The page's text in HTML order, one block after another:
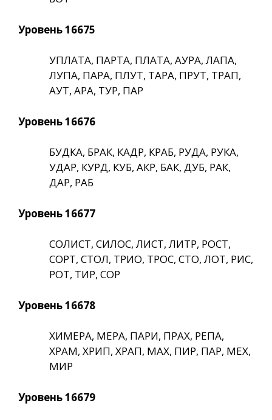
Уровень 16675
УПЛАТА, ПАРТА, ПЛАТА, АУРА, ЛАПА,
ЛУПА, ПАРА, ПЛУТ, ТАРА, ПРУТ, ТРАП,
АУТ, АРА, ТУР, ПАР
Уровень 16676
БУДКА, БРАК, КАДР, КРАБ, РУДА, РУКА,
УДАР, КУРД, КУБ, АКР, БАК, ДУБ, РАК,
ДАР, РАБ
Уровень 16677
СОЛИСТ, СИЛОС, ЛИСТ, ЛИТР, РОСТ,
СОРТ, СТОЛ, ТРИО, ТРОС, СТО, ЛОТ, РИС,
РОТ, ТИР, СОР
Уровень 16678
ХИМЕРА, МЕРА, ПАРИ, ПРАХ, РЕПА,
ХРАМ, ХРИП, ХРАП, МАХ, ПИР, ПАР, МЕХ,
МИР
Уровень 16679